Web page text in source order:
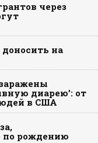
через
на
диарею’: от
в США
по рождению